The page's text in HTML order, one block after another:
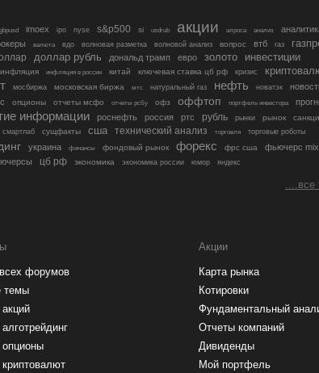
gbpusd imoex ipo nyse s&p500 si usdrub акции алроса анализ
валюта вдо волновая разметка волновой анализ вопрос втб газ
доллар рубль дональд трамп евро золото инвестиции
инфляция инфляция в россии китай ключевая ставка цб рф кризис
мосбиржа московская биржа мтс натуральный газ нефть новатэк
опционы отчеты мсфо отчеты рсбу офз оффтоп портфель инвестора
информации роснефть россия ртс рубль рынки рынок
смартлаб сущфакты сша технический анализ торговля торговые роботы
украина финансы фондовый рынок форекс фрс сша фьючерс mix
цб рф экономика экономика россии юмор яндекс
....все
форумов
темы
Акции
Карта рынка
Котировки
Фундаментальный
Отчеты компаний
Дивиденды
Мой портфель